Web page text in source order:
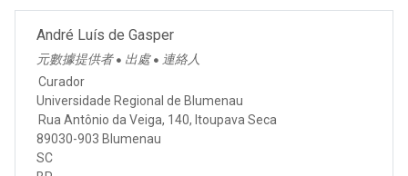
André Luís de Gasper
元數據提供者 ● 出處 ● 連絡人
Curador
Universidade Regional de Blumenau
Rua Antônio da Veiga, 140, Itoupava Seca
89030-903 Blumenau
SC